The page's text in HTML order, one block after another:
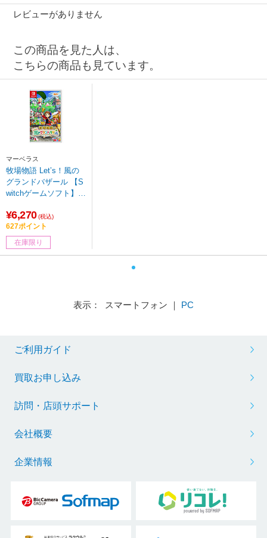
レビューがありません
この商品を見た人は、
こちらの商品も見ています。
マーベラス
牧場物語 Let’s！風の
グランドバザール 【S
witchゲームソフト】
¥6,270 (税込)
627ポイント
在庫限り
表示： スマートフォン ｜ PC
ご利用ガイド
買取お申し込み
訪問・店頭サポート
会社概要
企業情報